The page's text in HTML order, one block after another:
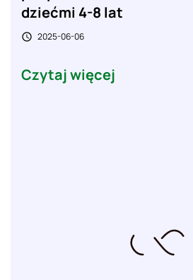
dziećmi 4-8 lat
 2025-06-06
Czytaj więcej